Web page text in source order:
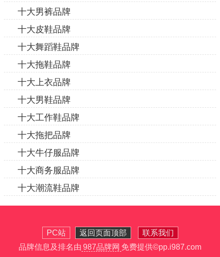
十大男裤品牌
十大皮鞋品牌
十大舞蹈鞋品牌
十大拖鞋品牌
十大上衣品牌
十大男鞋品牌
十大工作鞋品牌
十大拖把品牌
十大牛仔服品牌
十大商务服品牌
十大潮流鞋品牌
PC站 返回页面顶部
联系我们
品牌信息及排名由 987品牌网 免费提供©pp.i987.com